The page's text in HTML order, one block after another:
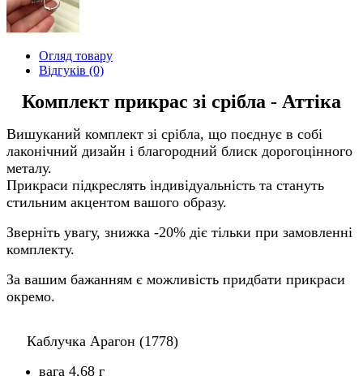
Огляд товару
Відгуків (0)
Комплект прикрас зі срібла - Аттіка
Вишуканий комплект зі срібла, що поєднує в собі
лаконічний дизайн і благородний блиск дорогоцінного
металу.
Прикраси підкреслять індивідуальність та стануть
стильним акцентом вашого образу.
Зверніть увагу, знижка -20% діє тільки при замовленні
комплекту.
За вашим бажанням є можливість придбати прикраси
окремо.
Каблучка Арагон (1778)
вага 4,68 г